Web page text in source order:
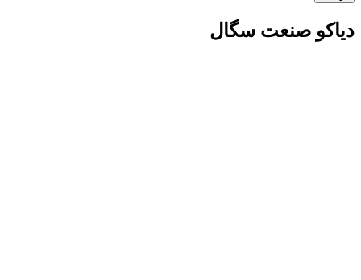
دیاکو صنعت سگال